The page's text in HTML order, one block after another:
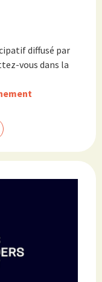
diffusé par
vous dans la